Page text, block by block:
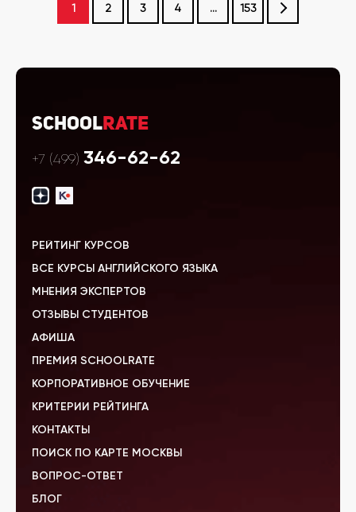
1 2 3 4 ... 153
SchoolRate
+7 (499) 346-62-62
РЕЙТИНГ КУРСОВ
ВСЕ КУРСЫ АНГЛИЙСКОГО ЯЗЫКА
МНЕНИЯ ЭКСПЕРТОВ
ОТЗЫВЫ СТУДЕНТОВ
АФИША
ПРЕМИЯ SCHOOLRATE
КОРПОРАТИВНОЕ ОБУЧЕНИЕ
КРИТЕРИИ РЕЙТИНГА
КОНТАКТЫ
ПОИСК ПО КАРТЕ МОСКВЫ
ВОПРОС-ОТВЕТ
БЛОГ